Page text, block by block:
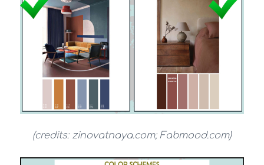
(credits: zinovatnaya.com; Fabmood.com)